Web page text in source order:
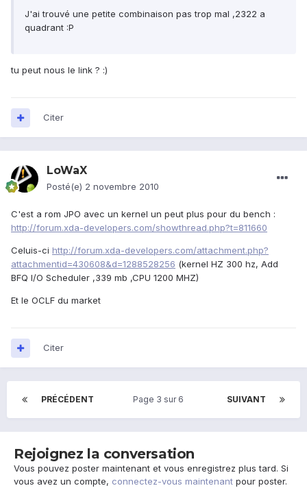
J'ai trouvé une petite combinaison pas trop mal ,2322 a
quadrant :P
tu peut nous le link ? :)
Citer
LoWaX
Posté(e) 2 novembre 2010
C'est a rom JPO avec un kernel un peut plus pour du bench :
http://forum.xda-developers.com/showthread.php?t=811660
Celuis-ci http://forum.xda-developers.com/attachment.php?
attachmentid=430608&d=1288528256 (kernel HZ 300 hz, Add
BFQ I/O Scheduler ,339 mb ,CPU 1200 MHZ)
Et le OCLF du market
Citer
PRÉCÉDENT SUIVANT
Page 3 sur 6
Rejoignez la conversation
Vous pouvez poster maintenant et vous enregistrez plus tard. Si
vous avez un compte, connectez-vous maintenant pour poster.